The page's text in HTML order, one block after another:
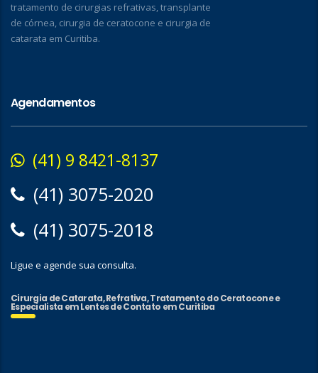
tratamento de cirurgias refrativas, transplante
de córnea, cirurgia de ceratocone e cirurgia de
catarata em Curitiba.
Agendamentos
(41) 9 8421-8137
(41) 3075-2020
(41) 3075-2018
Ligue e agende sua consulta.
Cirurgia de Catarata, Refrativa, Tratamento do Ceratocone e
Especialista em Lentes de Contato em Curitiba